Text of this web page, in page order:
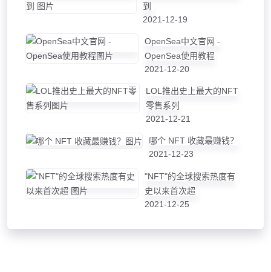
到
2021-12-19
OpenSea中文官网 -
OpenSea使用教程
2021-12-20
LOL推出史上最大的NFT
零售系列
2021-12-21
哪个 NFT 收藏最赚钱？
2021-12-23
"NFT"的全球搜索热度有
史以来首次超
2021-12-25